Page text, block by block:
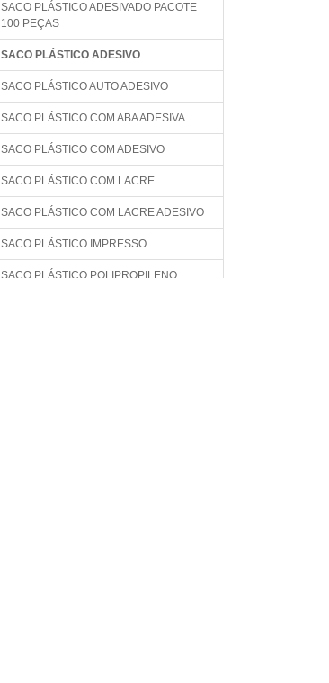
SACO PLÁSTICO ADESIVADO PACOTE
100 PEÇAS
SACO PLÁSTICO ADESIVO
SACO PLÁSTICO AUTO ADESIVO
SACO PLÁSTICO COM ABA ADESIVA
SACO PLÁSTICO COM ADESIVO
SACO PLÁSTICO COM LACRE
SACO PLÁSTICO COM LACRE ADESIVO
SACO PLÁSTICO IMPRESSO
SACO PLÁSTICO POLIPROPILENO